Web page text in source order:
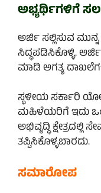
ಅಭ್ಯರ್ಥಿಗಳಿಗೆ
ಅರ್ಜಿ ಸಲ್ಲಿಸುವ
ಸಿದ್ಧಪಡಿಸಿಕೊಳ್ಳಿ.
ಮಾಡಿ ಅಗತ್ಯ
ಸ್ಥಳೀಯ ಸರ್ಕಾರಿ
ಮಹಿಳೆಯರಿಗೆ ಇದು
ಅಭಿವೃದ್ಧಿ ಕ್ಷೇತ್ರದಲ್ಲಿ
ತಪ್ಪಿಸಿಕೊಳ್ಳಬಾರದು.
ಸಮಾರೋಪ